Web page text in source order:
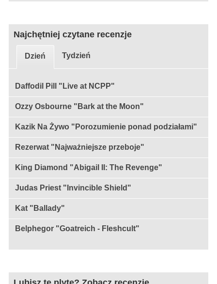
Najchętniej czytane recenzje
Dzień Tydzień
Daffodil Pill "Live at NCPP"
Ozzy Osbourne "Bark at the Moon"
Kazik Na Żywo "Porozumienie ponad podziałami"
Rezerwat "Najważniejsze przeboje"
King Diamond "Abigail II: The Revenge"
Judas Priest "Invincible Shield"
Kat "Ballady"
Belphegor "Goatreich - Fleshcult"